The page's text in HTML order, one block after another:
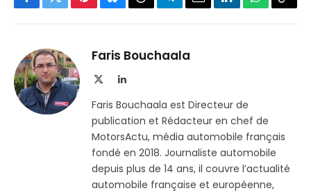
Facebook
TwitterPinterestBlueskyThreadsPartager
Telegram
EmailLinkedInWhatsApp
Faris Bouchaala
LinkedIn
Faris Bouchaala est Directeur de
publication et Rédacteur en chef de
MotorsActu, média automobile français
fondé en 2018. Journaliste automobile
depuis plus de 14 ans, il couvre l’actualité
automobile française et européenne,